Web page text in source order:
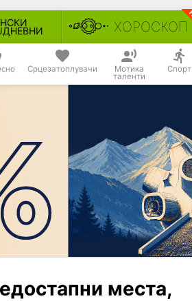
ХОРОСКОП
Срцезатоплувачи Мотика
таленти
Спорт
места,